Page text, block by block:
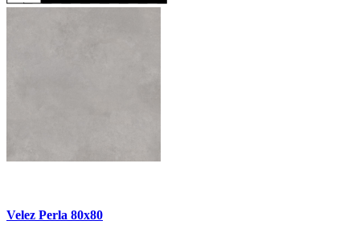
Velez Perla 80x80